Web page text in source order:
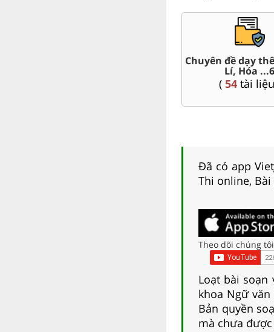
Chuyên đề dạy thêm Toán,
(
Đã có app
Thi online,
Theo dõi chúng
Loạt bài soạn
khoa Ngữ văn
Bản quyền
mà chưa